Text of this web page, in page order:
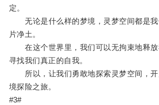
定。
无论是什么样的梦境，灵梦空间都是我
片净土。
在这个世界里，我们可以无拘束地释放
寻找我们真正的自我。
所以，让我们勇敢地探索灵梦空间，开
境探险之旅。
#3#